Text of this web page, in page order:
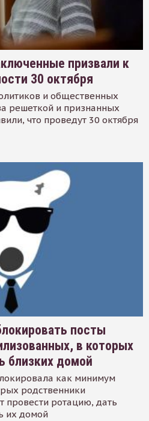
призвали к
30 октября
и общественных
решеткой и признанных
что проведут 30 октября
посты
в которых
близких домой
как минимум
родственники
провести ротацию, дать
их домой